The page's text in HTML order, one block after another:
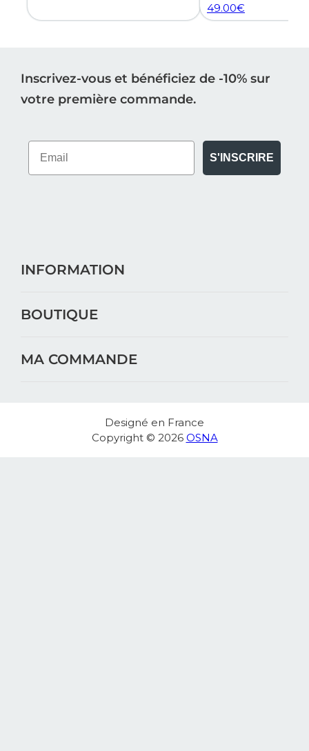
49.00€
Inscrivez-vous et bénéficiez de -10% sur
votre première commande.
S'INSCRIRE
INFORMATION
BOUTIQUE
MA COMMANDE
Designé en France
Copyright © 2026 OSNA